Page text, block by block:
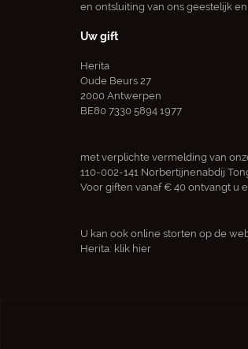
en ontsluiting van ons geestelijk
Uw gift
Herita
Oude Beurs 27
2000 Antwerpen
BE80 7330 5894 1977
met verplichte vermelding van
110-002-141 Norbertijnenabdij
Voor giften vanaf € 40 ontvangt u
U kan ook online storten op de
Herita: klik hier